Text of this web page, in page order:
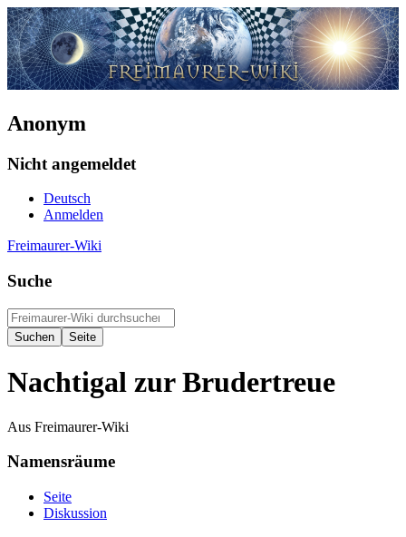
Anonym
Nicht angemeldet
Deutsch
Anmelden
Freimaurer-Wiki
Suche
Nachtigal zur Brudertreue
Aus Freimaurer-Wiki
Namensräume
Seite
Diskussion